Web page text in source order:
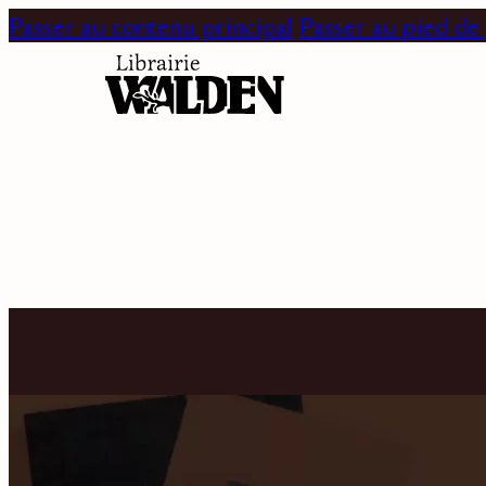
Passer au contenu principal Passer au pied de